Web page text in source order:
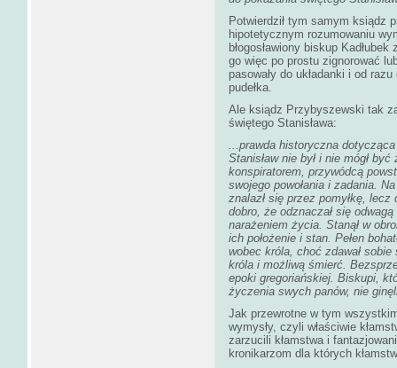
Potwierdził tym samym ksiądz
hipotetycznym rozumowaniu
błogosławiony biskup
go więc po prostu zignorować
pasowały do układanki i od razu
pudełka.
Ale ksiądz Przybyszewski tak
świętego Stanisława:
...prawda historyczna
Stanisław nie był i nie mógł
konspiratorem, przywódcą
swojego powołania i zadania.
znalazł się przez pomyłkę,
dobro, że odznaczał się
narażeniem życia. Stanął w
ich położenie i stan. Pełen
wobec króla, choć zdawał
króla i możliwą śmierć.
epoki gregoriańskiej. Biskupi,
życzenia swych panów, nie
Jak przewrotne w tym
wymysły, czyli właściwie
zarzucili kłamstwa i
kronikarzom dla których